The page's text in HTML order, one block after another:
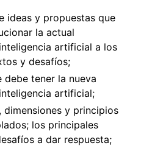
ideas y propuestas que
la actual
artificial a los
y desafíos;
debe tener la nueva
artificial;
dimensiones y principios
los principales
a dar respuesta;